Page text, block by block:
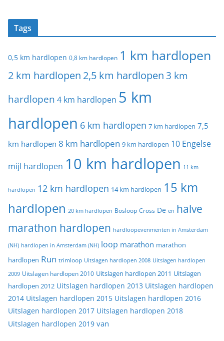
Tags
0,5 km hardlopen 0,8 km hardlopen 1 km hardlopen
2 km hardlopen 2,5 km hardlopen 3 km
hardlopen 4 km hardlopen 5 km
hardlopen 6 km hardlopen 7 km hardlopen 7,5
km hardlopen 8 km hardlopen 9 km hardlopen 10 Engelse
mijl hardlopen 10 km hardlopen 11 km
hardlopen 12 km hardlopen 14 km hardlopen 15 km
hardlopen 20 km hardlopen Bosloop Cross De en halve
marathon hardlopen hardloopevenmenten in Amsterdam
(NH) hardlopen in Amsterdam (NH) loop marathon marathon
hardlopen Run trimloop Uitslagen hardlopen 2008 Uitslagen hardlopen
2009 Uitslagen hardlopen 2010 Uitslagen hardlopen 2011 Uitslagen
hardlopen 2012 Uitslagen hardlopen 2013 Uitslagen hardlopen
2014 Uitslagen hardlopen 2015 Uitslagen hardlopen 2016
Uitslagen hardlopen 2017 Uitslagen hardlopen 2018
Uitslagen hardlopen 2019 van